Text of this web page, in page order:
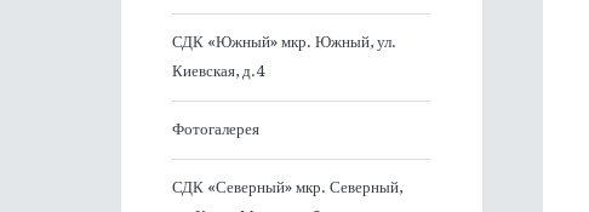
СДК «Южный» мкр. Южный, ул.
Киевская, д.4
Фотогалерея
СДК «Северный» мкр. Северный,